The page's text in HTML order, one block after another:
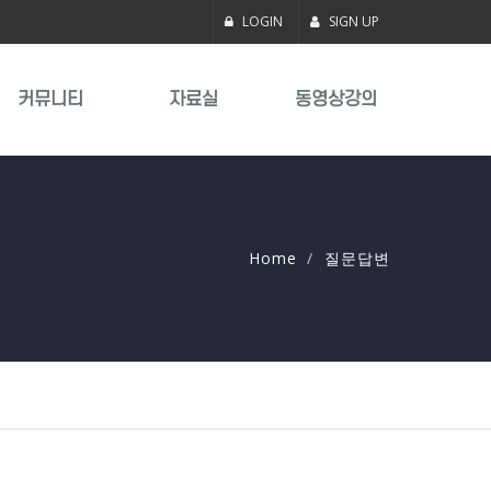
LOGIN SIGN UP
커뮤니티 자료실 동영상강의
Home 질문답변